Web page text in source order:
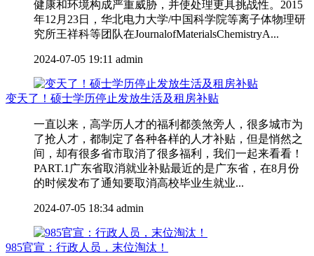
健康和环境构成严重威胁，并使处理更具挑战性。2015
年12月23日，华北电力大学/中国科学院等离子体物理研
究所王祥科等团队在JournalofMaterialsChemistryA...
2024-07-05 19:11 admin
变天了！硕士学历停止发放生活及租房补贴
一直以来，高学历人才的福利都羡煞旁人，很多城市为
了抢人才，都制定了各种各样的人才补贴，但是悄然之
间，却有很多省市取消了很多福利，我们一起来看看！
PART.1广东省取消就业补贴最近的是广东省，在8月份
的时候发布了通知要取消高校毕业生就业...
2024-07-05 18:34 admin
985官宣：行政人员，末位淘汰！